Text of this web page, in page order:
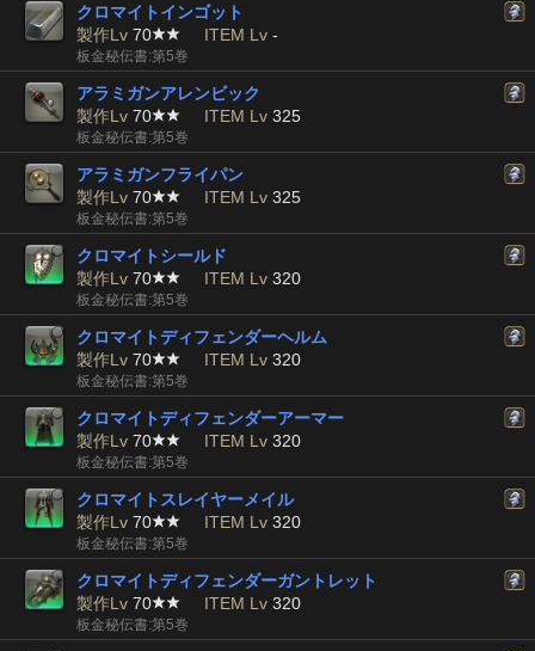
クロマイトインゴット
製作Lv 70 ITEM Lv -
板金秘伝書:第5巻
アラミガンアレンビック
製作Lv 70 ITEM Lv 325
板金秘伝書:第5巻
アラミガンフライパン
製作Lv 70 ITEM Lv 325
板金秘伝書:第5巻
クロマイトシールド
製作Lv 70 ITEM Lv 320
板金秘伝書:第5巻
クロマイトディフェンダーヘルム
製作Lv 70 ITEM Lv 320
板金秘伝書:第5巻
クロマイトディフェンダーアーマー
製作Lv 70 ITEM Lv 320
板金秘伝書:第5巻
クロマイトスレイヤーメイル
製作Lv 70 ITEM Lv 320
板金秘伝書:第5巻
クロマイトディフェンダーガントレット
製作Lv 70 ITEM Lv 320
板金秘伝書:第5巻